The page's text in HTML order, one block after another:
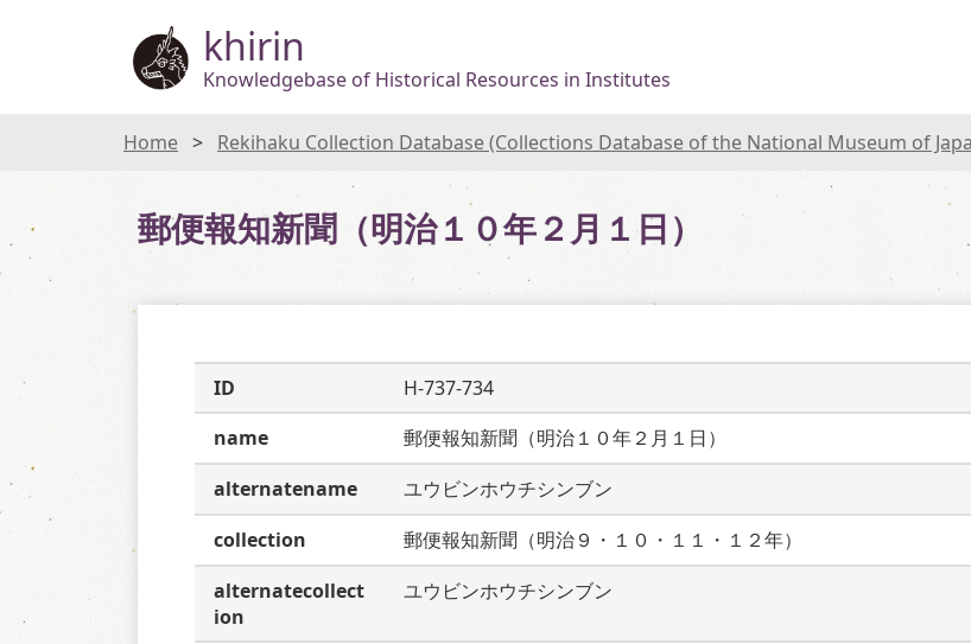
khirin
Knowledgebase of Historical Resources in Institutes
Home Rekihaku Collection Database (Collections Database of the National Museum of
郵便報知新聞（明治１０年２月１日）
ID
H-737-734
name
郵便報知新聞（明治１０年２月１日）
alternatename
ユウビンホウチシンブン
collection
郵便報知新聞（明治９・１０・１１・１２年）
alternatecollect
ion
ユウビンホウチシンブン